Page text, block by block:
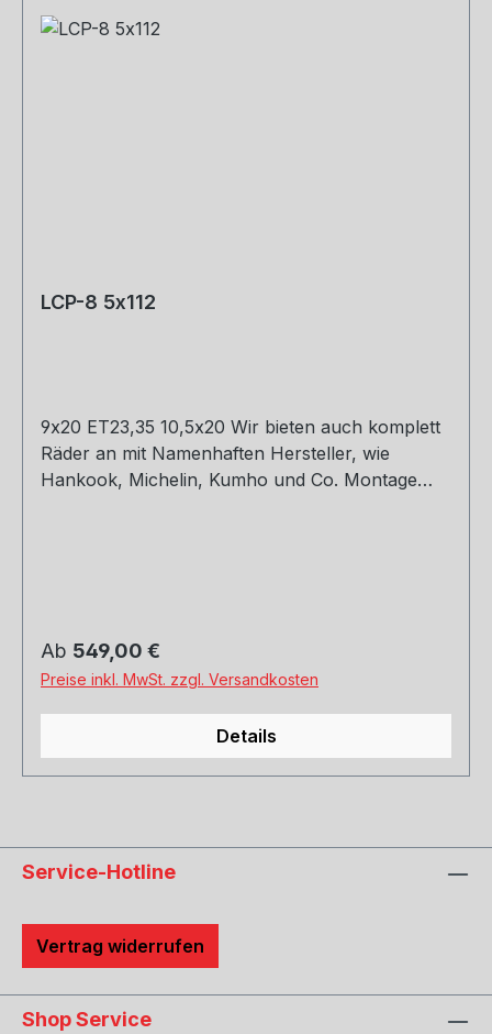
LCP-8 5x112
9x20 ET23,35 10,5x20 Wir bieten auch komplett
Räder an mit Namenhaften Hersteller, wie
Hankook, Michelin, Kumho und Co. Montage
Regulärer Preis:
Ab 549,00 €
Preise inkl. MwSt. zzgl. Versandkosten
Details
Service-Hotline
Vertrag widerrufen
Shop Service